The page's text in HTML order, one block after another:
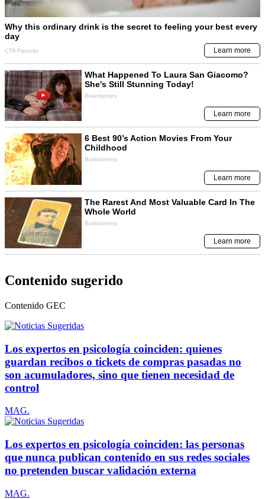
Contenido sugerido
Contenido GEC
Los expertos en psicología coinciden: quienes
guardan recibos o tickets de compras pasadas no
son acumuladores, sino que tienen necesidad de
control
MAG.
Los expertos en psicología coinciden: las personas
que nunca publican contenido en sus redes sociales
no pretenden buscar validación externa
MAG.